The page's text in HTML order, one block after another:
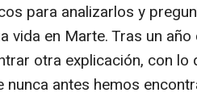
para analizarlos y
vida en Marte. Tras un
otra explicación, con lo
nunca antes hemos